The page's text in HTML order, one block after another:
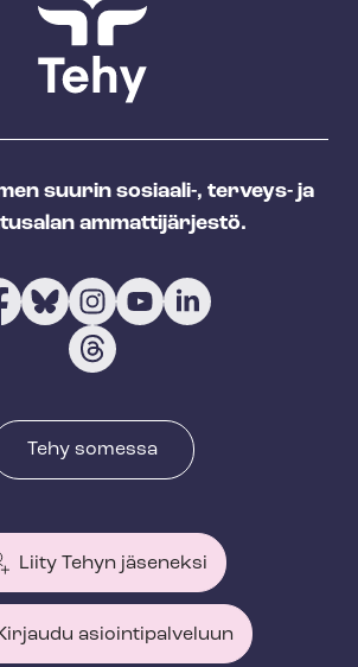
suurin sosiaali-, terveys- ja
ammattijärjestö.
Tehy somessa
Liity Tehyn jäseneksi
asiointipalveluun